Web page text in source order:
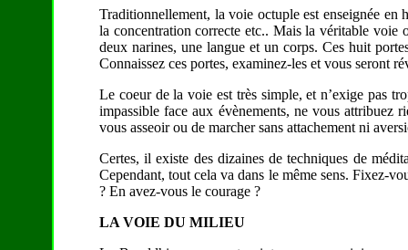
Traditionnellement, la voie octuple est enseignée en
la concentration correcte etc.. Mais la véritable voie
deux narines, une langue et un corps. Ces huit
Connaissez ces portes, examinez-les et vous seront
Le coeur de la voie est très simple, et n’exige pas
impassible face aux évènements, ne vous attribuez
vous asseoir ou de marcher sans attachement ni
Certes, il existe des dizaines de techniques de
Cependant, tout cela va dans le même sens. Fixez-
? En avez-vous le courage ?
LA VOIE DU MILIEU